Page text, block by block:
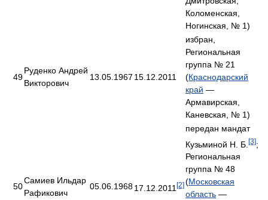
Коломенская,
Ногинская, № 1)
49
Руденко Андрей
Викторович
13.05.1967 15.12.2011
избран,
Региональная
группа № 21
(Краснодарский
край —
Армавирская,
Каневская, № 1)
50
Самиев Ильдар
Рафикович
05.06.196817.12.2011 [2]
передан мандат
Кузьминой Н. Б. [3];
Региональная
группа № 48
(Московская
область —